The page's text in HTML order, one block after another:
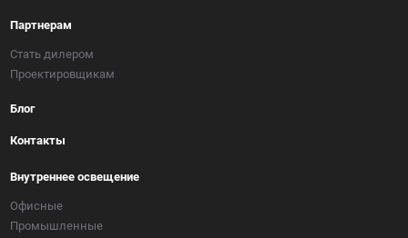
Партнерам
Стать дилером
Проектировщикам
Блог
Контакты
Внутреннее освещение
Офисные
Промышленные